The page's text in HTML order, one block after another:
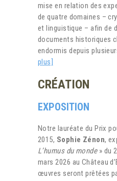
mise en relation des
de quatre domaines –
et linguistique – afin de
documents historiques
endormis depuis
plus]
CRÉATION
EXPOSITION
Notre lauréate du Prix
2015, Sophie Zénon,
L’humus du monde» du
mars 2026 au Château
œuvres seront prêtées